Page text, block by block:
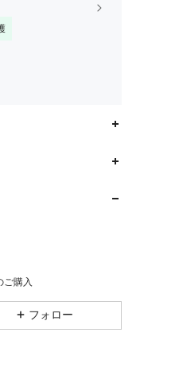
ご購入
フォロー